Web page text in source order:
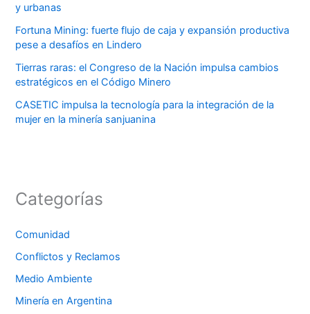
y urbanas
Fortuna Mining: fuerte flujo de caja y expansión productiva
pese a desafíos en Lindero
Tierras raras: el Congreso de la Nación impulsa cambios
estratégicos en el Código Minero
CASETIC impulsa la tecnología para la integración de la
mujer en la minería sanjuanina
Categorías
Comunidad
Conflictos y Reclamos
Medio Ambiente
Minería en Argentina